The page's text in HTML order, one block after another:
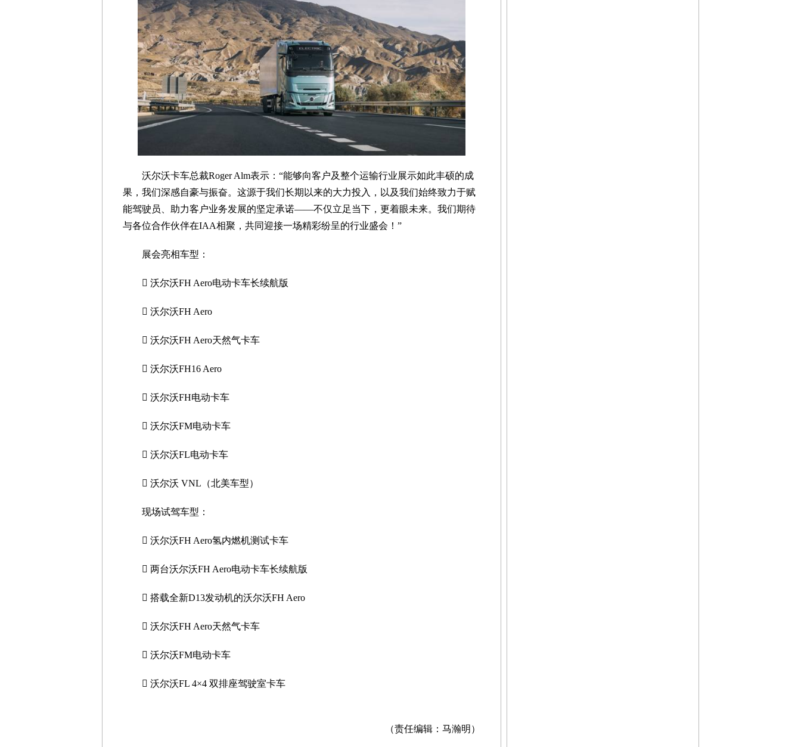
沃尔沃卡车总裁Roger Alm表示：“能够向客户及整个运输行业展示如此丰硕的成
果，我们深感自豪与振奋。这源于我们长期以来的大力投入，以及我们始终致力于赋
能驾驶员、助力客户业务发展的坚定承诺——不仅立足当下，更着眼未来。我们期待
与各位合作伙伴在IAA相聚，共同迎接一场精彩纷呈的行业盛会！”
展会亮相车型：
 沃尔沃FH Aero电动卡车长续航版
 沃尔沃FH Aero
 沃尔沃FH Aero天然气卡车
 沃尔沃FH16 Aero
 沃尔沃FH电动卡车
 沃尔沃FM电动卡车
 沃尔沃FL电动卡车
 沃尔沃 VNL（北美车型）
现场试驾车型：
 沃尔沃FH Aero氢内燃机测试卡车
 两台沃尔沃FH Aero电动卡车长续航版
 搭载全新D13发动机的沃尔沃FH Aero
 沃尔沃FH Aero天然气卡车
 沃尔沃FM电动卡车
 沃尔沃FL 4×4 双排座驾驶室卡车
（责任编辑：马瀚明）